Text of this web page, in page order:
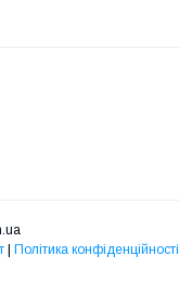
Політика конфіденційності